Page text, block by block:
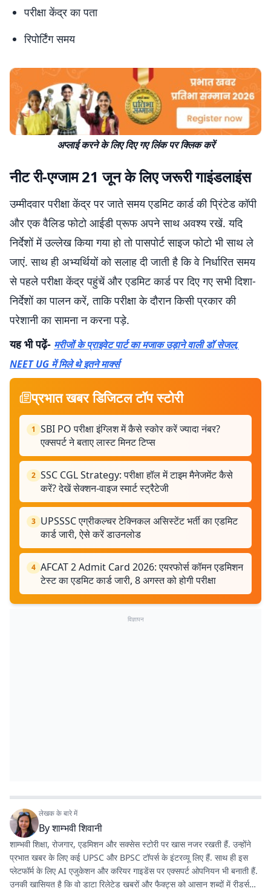
परीक्षा केंद्र का पता
रिपोर्टिंग समय
अप्लाई करने के लिए दिए गए लिंक पर क्लिक करें
नीट री-एग्जाम 21 जून के लिए जरूरी गाइंडलाइंस
उम्मीदवार परीक्षा केंद्र पर जाते समय एडमिट कार्ड की प्रिंटेड कॉपी
और एक वैलिड फोटो आईडी प्रूफ अपने साथ अवश्य रखें. यदि
निर्देशों में उल्लेख किया गया हो तो पासपोर्ट साइज फोटो भी साथ ले
जाएं. साथ ही अभ्यर्थियों को सलाह दी जाती है कि वे निर्धारित समय
से पहले परीक्षा केंद्र पहुंचें और एडमिट कार्ड पर दिए गए सभी दिशा-
निर्देशों का पालन करें, ताकि परीक्षा के दौरान किसी प्रकार की
परेशानी का सामना न करना पड़े.
यह भी पढ़ें- मरीजों के प्राइवेट पार्ट का मजाक उड़ाने वाली डॉ सेजल,
NEET UG में मिले थे इतने मार्क्स
प्रभात खबर डिजिटल टॉप स्टोरी
1 SBI PO परीक्षा इंग्लिश में कैसे स्कोर करें ज्यादा नंबर?
एक्सपर्ट ने बताए लास्ट मिनट टिप्स
2 SSC CGL Strategy: परीक्षा हॉल में टाइम मैनेजमेंट कैसे
करें? देखें सेक्शन-वाइज स्मार्ट स्ट्रैटेजी
3 UPSSSC एग्रीकल्चर टेक्निकल असिस्टेंट भर्ती का एडमिट
कार्ड जारी, ऐसे करें डाउनलोड
4 AFCAT 2 Admit Card 2026: एयरफोर्स कॉमन एडमिशन
टेस्ट का एडमिट कार्ड जारी, 8 अगस्त को होगी परीक्षा
विज्ञापन
लेखक के बारे में
Byशाम्भवी शिवानी
शाम्भवी शिक्षा, रोजगार, एडमिशन और सक्सेस स्टोरी पर खास नजर रखती हैं. उन्होंने
प्रभात खबर के लिए कई UPSC और BPSC टॉपर्स के इंटरव्यू लिए हैं. साथ ही इस
प्लेटफॉर्म के लिए AI एजुकेशन और करियर गाइडेंस पर एक्सपर्ट ओपनियन भी बनाती हैं.
उनकी खासियत है कि वो डाटा रिलेटेड खबरों और फैक्ट्स को आसान शब्दों में रीडर्स